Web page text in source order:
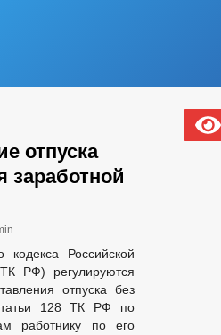
И ЗАСТРОЙКИ
_
ИМУЩЕСТВА
ГРАЖДАН НА МУНИЦИПАЛЬНУЮ
АКТЫ УСЛОВИЯ И
СВЕДЕНИЯ О СМИ,
ОРГАНИЗАЦИИ
ПРЕДПРИНЕМАТЕЛЬСТВА
отпуска
заработной
кодекса Российской
РФ) регулируются
отпуска без
128 ТК РФ по
работнику по его